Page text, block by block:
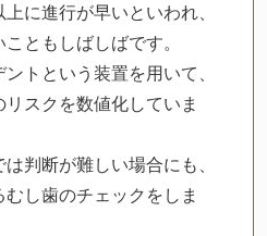
に進行が早いといわれ、
ともしばしばです。
トという装置を用いて、
スクを数値化していま
判断が難しい場合にも、
し歯のチェックをしま